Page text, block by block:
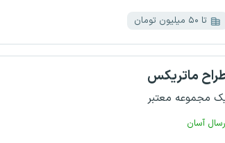
تا ۵۰ میلیون تومان
ماتریکس
مجموعه معتبر
آسان